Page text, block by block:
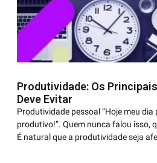
Produtividade: Os
Deve Evitar
Produtividade pessoal “Hoje meu dia
produtivo!”. Quem nunca falou isso,
É natural que a produtividade seja